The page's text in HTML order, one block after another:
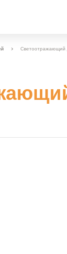
Светоотражающий